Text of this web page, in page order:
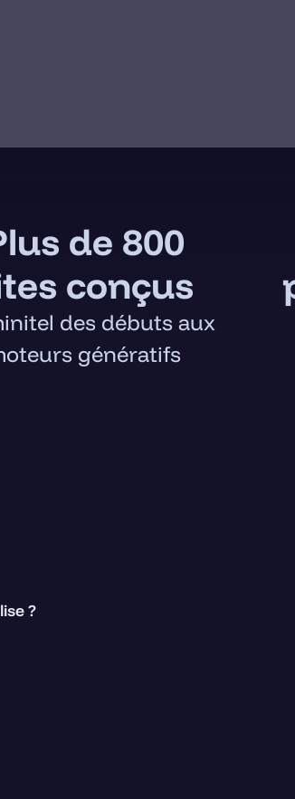
de 800
conçus
des débuts aux
génératifs
?